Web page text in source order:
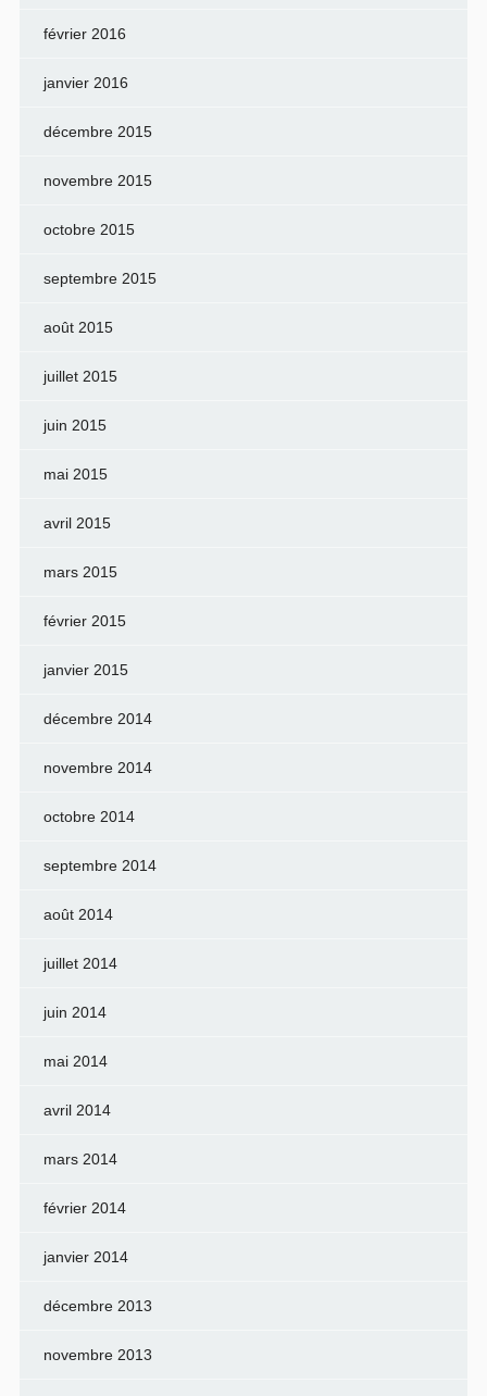
février 2016
janvier 2016
décembre 2015
novembre 2015
octobre 2015
septembre 2015
août 2015
juillet 2015
juin 2015
mai 2015
avril 2015
mars 2015
février 2015
janvier 2015
décembre 2014
novembre 2014
octobre 2014
septembre 2014
août 2014
juillet 2014
juin 2014
mai 2014
avril 2014
mars 2014
février 2014
janvier 2014
décembre 2013
novembre 2013